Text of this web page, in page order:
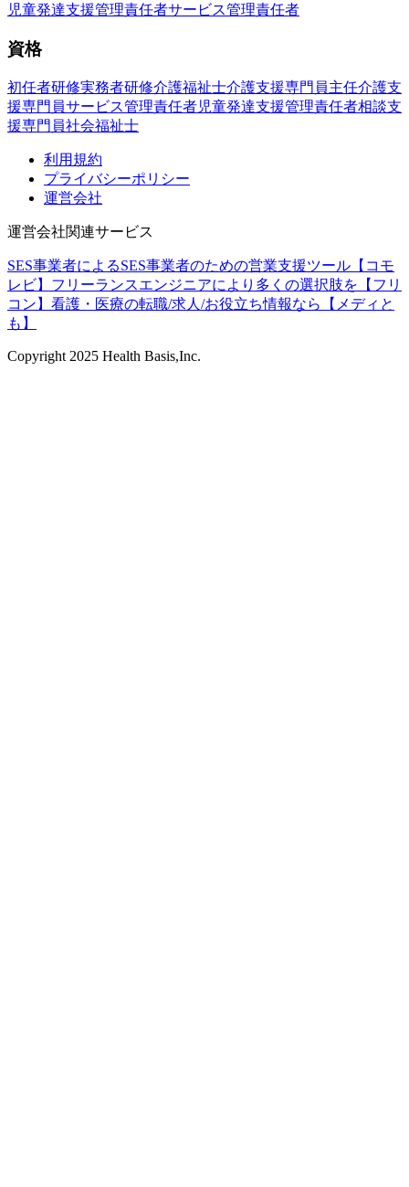
児童発達支援管理責任者サービス管理責任者
資格
初任者研修実務者研修介護福祉士介護支援専門員主任介護支
援専門員サービス管理責任者児童発達支援管理責任者相談支
援専門員社会福祉士
利用規約
プライバシーポリシー
運営会社
運営会社関連サービス
SES事業者によるSES事業者のための営業支援ツール【コモ
レビ】 フリーランスエンジニアにより多くの選択肢を【フリ
コン】 看護・医療の転職/求人/お役立ち情報なら【メディと
も】
Copyright 2025 Health Basis,Inc.